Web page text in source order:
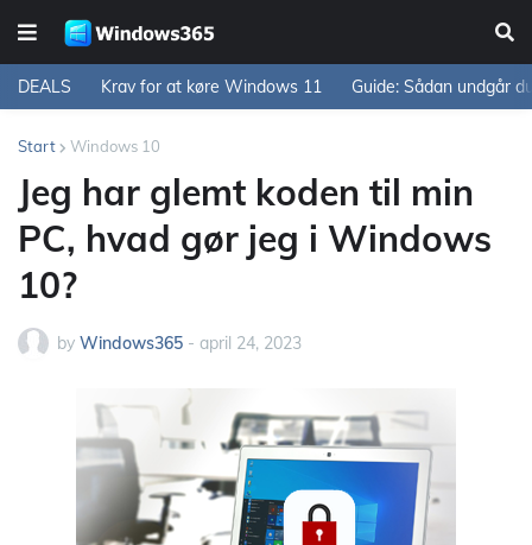
DEALS Krav for at køre Windows 11 Guide: Sådan undgår
Start Windows 10
Jeg har glemt koden til min
PC, hvad gør jeg i Windows
10?
by Windows365 - april 24, 2023